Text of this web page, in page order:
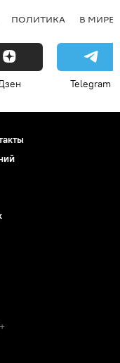
ПОЛИТИКА В МИРЕ
Telegram